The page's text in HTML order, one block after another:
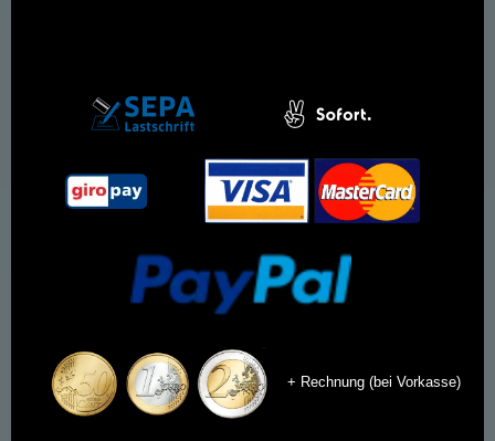
+ Rechnung (bei Vorkasse)